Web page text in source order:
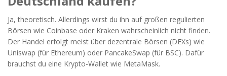
Ja, theoretisch. Allerdings wirst du ihn auf großen regulierten
Börsen wie Coinbase oder Kraken wahrscheinlich nicht finden.
Der Handel erfolgt meist über dezentrale Börsen (DEXs) wie
Uniswap (für Ethereum) oder PancakeSwap (für BSC). Dafür
brauchst du eine Krypto-Wallet wie MetaMask.